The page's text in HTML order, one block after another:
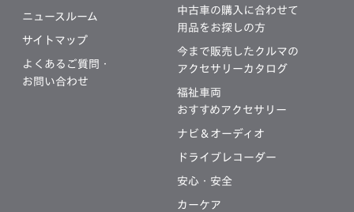
ニュースルーム
サイトマップ
よくあるご質問・
お問い合わせ
中古車の購入に合わせて
用品をお探しの方
今まで販売したクルマの
アクセサリーカタログ
福祉車両
おすすめアクセサリー
ナビ＆オーディオ
ドライブレコーダー
安心・安全
カーケア